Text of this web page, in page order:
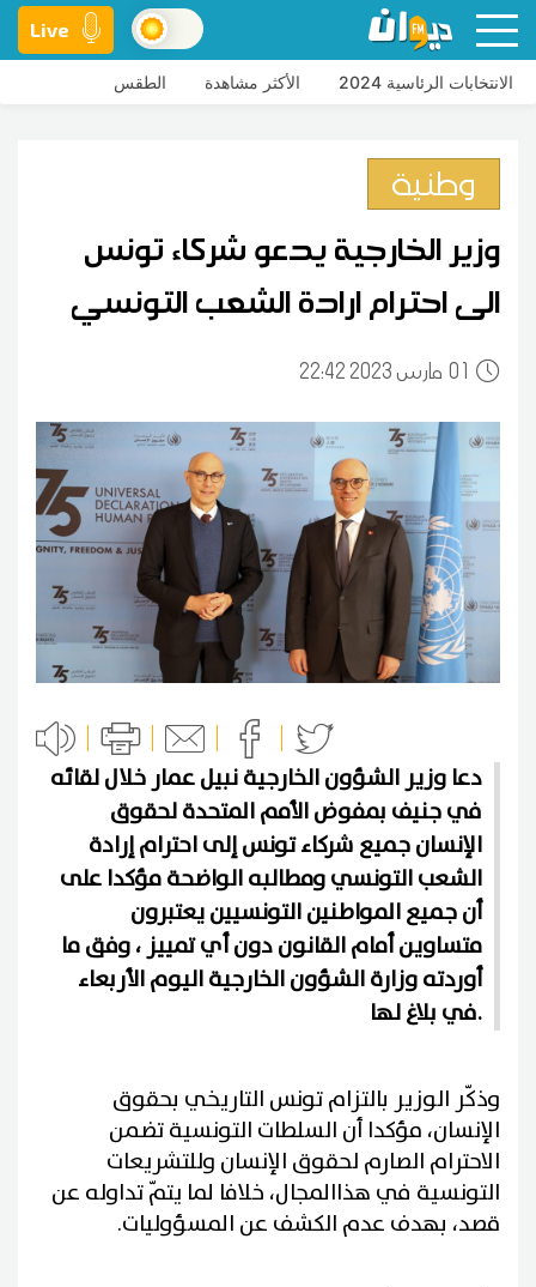
Live
الانتخابات الرئاسية 2024 الأكثر مشاهدة الطقس
وطنية
وزير الخارجية يدعو شركاء تونس
الى احترام ارادة الشعب التونسي
01 22:42 2023 مارس
دعا وزير الشؤون الخارجية نبيل عمار خلال لقائه
في جنيف بمفوض الأمم المتحدة لحقوق
الإنسان جميع شركاء تونس إلى احترام إرادة
الشعب التونسي ومطالبه الواضحة مؤكدا على
أن جميع المواطنين التونسيين يعتبرون
متساوين أمام القانون دون أي تمييز ، وفق ما
أوردته وزارة الشؤون الخارجية اليوم الأربعاء
في بلاغ لها.
وذكّر الوزير بالتزام تونس التاريخي بحقوق
الإنسان، مؤكدا أن السلطات التونسية تضمن
الاحترام الصارم لحقوق الإنسان وللتشريعات
التونسية في هذاالمجال، خلافا لما يتمّ تداوله عن
قصد، بهدف عدم الكشف عن المسؤوليات.